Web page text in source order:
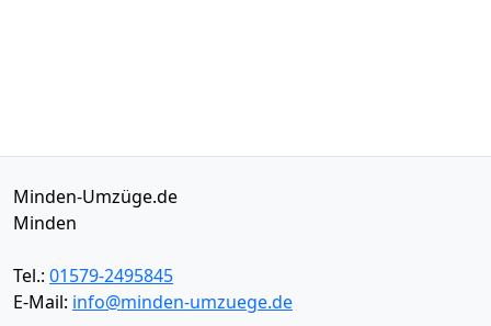
Minden-Umzüge.de
Minden
Tel.: 01579-2495845
E-Mail: info@minden-umzuege.de